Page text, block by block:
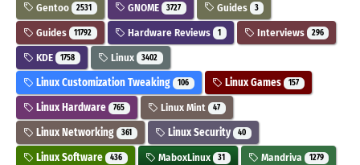
Gentoo 2531 GNOME 3727 Guides 3
Guides 11792 Hardware Reviews 1 Interviews 296
KDE 1758 Linux 3402
Linux Customization Tweaking 106 Linux Games 157
Linux Hardware 765 Linux Mint 47
Linux Networking 361 Linux Security 40
Linux Software 436 MaboxLinux 31 Mandriva 1279